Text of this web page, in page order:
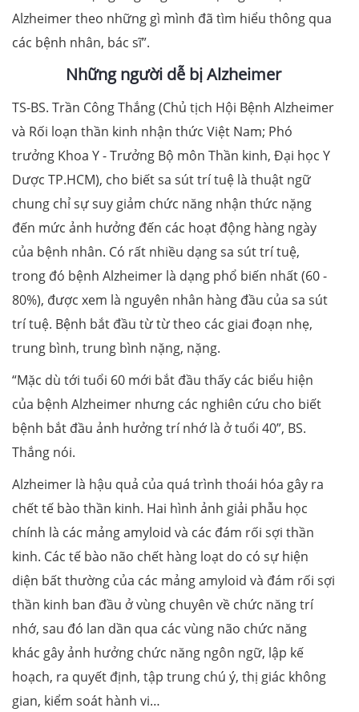
Alzheimer theo những gì mình đã tìm hiểu thông qua
các bệnh nhân, bác sĩ”.
Những người dễ bị Alzheimer
TS-BS. Trần Công Thắng (Chủ tịch Hội Bệnh Alzheimer
và Rối loạn thần kinh nhận thức Việt Nam; Phó
trưởng Khoa Y - Trưởng Bộ môn Thần kinh, Đại học Y
Dược TP.HCM), cho biết sa sút trí tuệ là thuật ngữ
chung chỉ sự suy giảm chức năng nhận thức nặng
đến mức ảnh hưởng đến các hoạt động hàng ngày
của bệnh nhân. Có rất nhiều dạng sa sút trí tuệ,
trong đó bệnh Alzheimer là dạng phổ biến nhất (60 -
80%), được xem là nguyên nhân hàng đầu của sa sút
trí tuệ. Bệnh bắt đầu từ từ theo các giai đoạn nhẹ,
trung bình, trung bình nặng, nặng.
“Mặc dù tới tuổi 60 mới bắt đầu thấy các biểu hiện
của bệnh Alzheimer nhưng các nghiên cứu cho biết
bệnh bắt đầu ảnh hưởng trí nhớ là ở tuổi 40”, BS.
Thắng nói.
Alzheimer là hậu quả của quá trình thoái hóa gây ra
chết tế bào thần kinh. Hai hình ảnh giải phẫu học
chính là các mảng amyloid và các đám rối sợi thần
kinh. Các tế bào não chết hàng loạt do có sự hiện
diện bất thường của các mảng amyloid và đám rối sợi
thần kinh ban đầu ở vùng chuyên về chức năng trí
nhớ, sau đó lan dần qua các vùng não chức năng
khác gây ảnh hưởng chức năng ngôn ngữ, lập kế
hoạch, ra quyết định, tập trung chú ý, thị giác không
gian, kiểm soát hành vi…